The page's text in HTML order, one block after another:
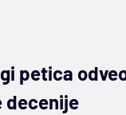
petica
decenije